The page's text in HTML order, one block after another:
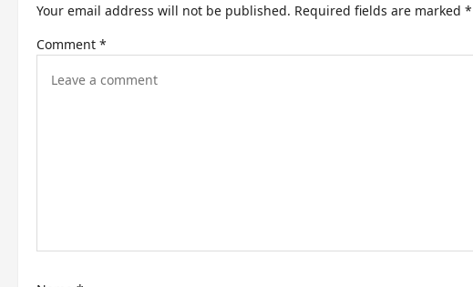
i
n
Your email address will not be published. Required fields are marked *
Comment *